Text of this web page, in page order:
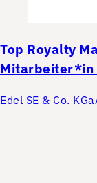
Top Royalty
Mitarbeiter*in
Edel SE & Co.